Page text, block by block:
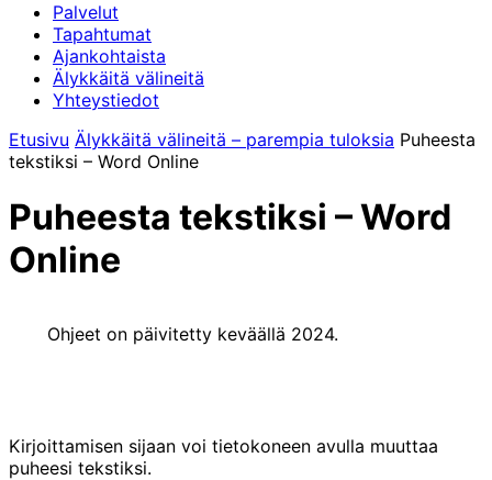
Palvelut
Tapahtumat
Ajankohtaista
Älykkäitä välineitä
Yhteystiedot
Etusivu Älykkäitä välineitä – parempia tuloksia Puheesta
tekstiksi – Word Online
Puheesta tekstiksi – Word
Online
Ohjeet on päivitetty keväällä 2024.
Kirjoittamisen sijaan voi tietokoneen avulla muuttaa
puheesi tekstiksi.